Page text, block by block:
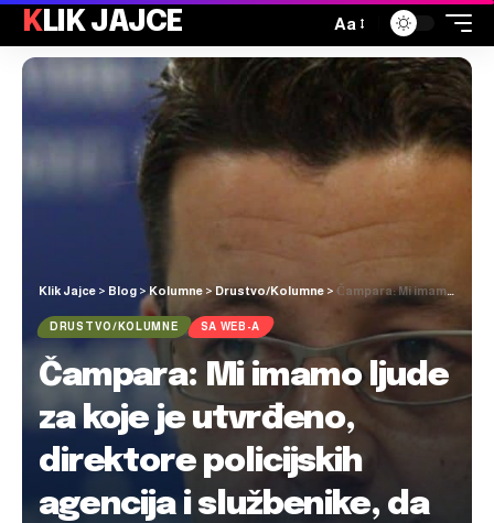
KLIK JAJCE Aa
Klik Jajce > Blog > Kolumne >Drustvo/Kolumne > Čampara: Mi imamo ljude za koje je utvrđeno, direktore policijskih agencija i službenike, da nikad plaću nisu digli za pet godina: “Kako kupe mlijeko?”
DRUSTVO/KOLUMNE SA WEB-A
Čampara: Mi imamo ljude
za koje je utvrđeno,
direktore policijskih
agencija i službenike, da